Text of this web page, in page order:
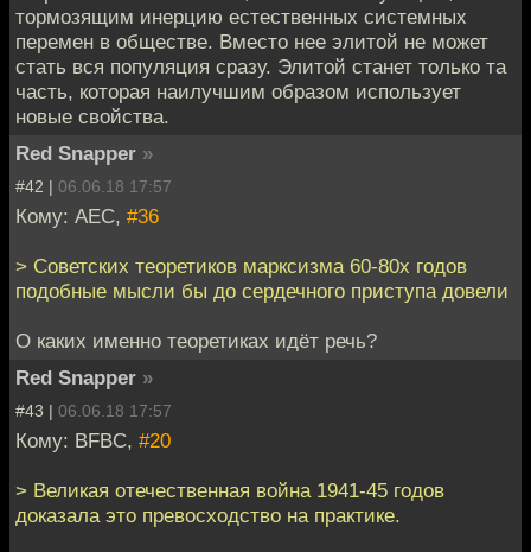
тормозящим инерцию естественных системных
перемен в обществе. Вместо нее элитой не может
стать вся популяция сразу. Элитой станет только та
часть, которая наилучшим образом использует
новые свойства.
Red Snapper »
#42 | 06.06.18 17:57
Кому: АЕС, #36
> Советских теоретиков марксизма 60-80х годов
подобные мысли бы до сердечного приступа довели
О каких именно теоретиках идёт речь?
Red Snapper »
#43 | 06.06.18 17:57
Кому: BFBC, #20
> Великая отечественная война 1941-45 годов
доказала это превосходство на практике.